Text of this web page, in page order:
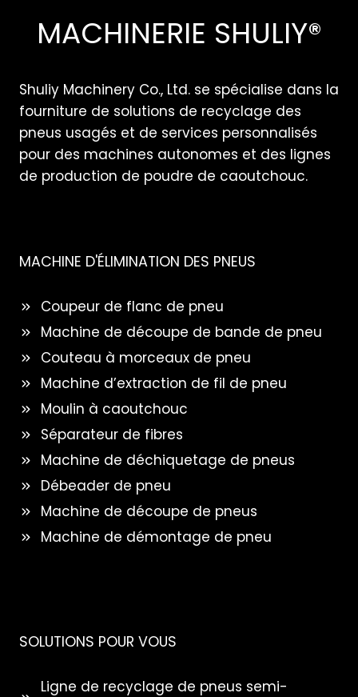
MACHINERIE SHULIY®
Shuliy Machinery Co., Ltd. se spécialise dans la
fourniture de solutions de recyclage des
pneus usagés et de services personnalisés
pour des machines autonomes et des lignes
de production de poudre de caoutchouc.
MACHINE D'ÉLIMINATION DES PNEUS
Coupeur de flanc de pneu
Machine de découpe de bande de pneu
Couteau à morceaux de pneu
Machine d’extraction de fil de pneu
Moulin à caoutchouc
Séparateur de fibres
Machine de déchiquetage de pneus
Débeader de pneu
Machine de découpe de pneus
Machine de démontage de pneu
SOLUTIONS POUR VOUS
Ligne de recyclage de pneus semi-